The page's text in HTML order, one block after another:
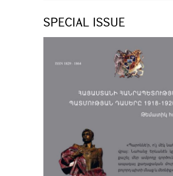
SPECIAL ISSUE